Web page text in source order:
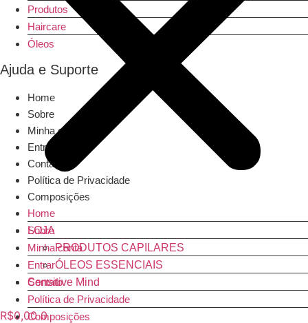
LOJA
PRODUTOS CAPILARES
ÓLEOS ESSENCIAIS
Sensitive Mind
R$0,00 0
Produtos
Haircare
Óleos
Ajuda e Suporte
Home
Sobre
Minha conta
Entrar
Contato
Política de Privacidade
Composições
Home
Sobre
Minha conta
Entrar
Contato
Política de Privacidade
Composições